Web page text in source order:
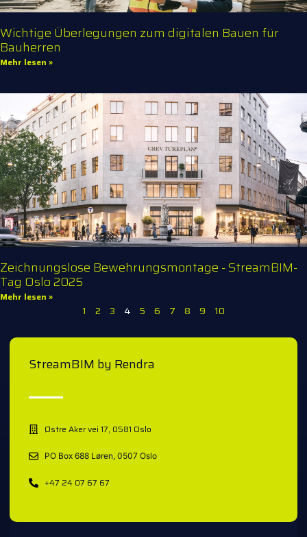
Wichtige Überlegungen zum digitalen Bauen für
Bauherren
Mehr lesen »
Zeichnungslose Bewehrungsmontage - StreamBIM-
Tag Oslo 2025
Mehr lesen »
1 2 3 4 5 6 7 8 9 10
StreamBIM by Rendra
Østre Aker vei 17, 0581 Oslo
PO Box 688 Løren, 0507 Oslo
+47 24 07 67 67